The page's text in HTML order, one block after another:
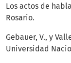
Los actos de
Rosario.
Gebauer, V., y
Universidad